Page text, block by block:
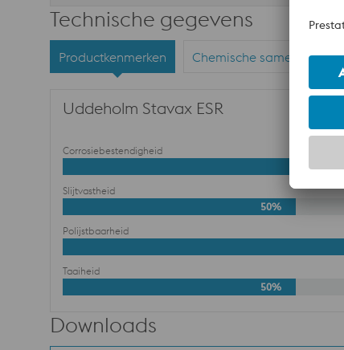
Technische gegevens
Productkenmerken Chemische samenstelling
Uddeholm Stavax ESR
Corrosiebestendigheid
Slijtvastheid
50%
Polijstbaarheid
Taaiheid
50%
Downloads